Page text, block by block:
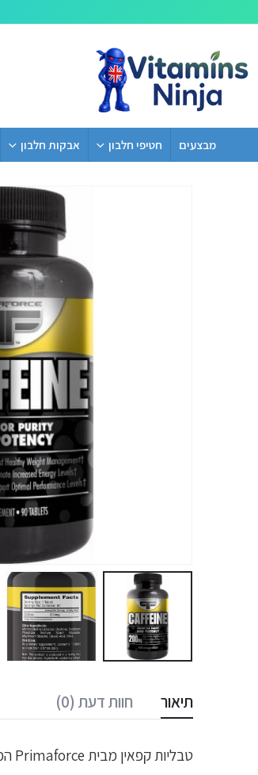
מבצעים חטיפי חלבון אבקות חלבון
תיאור חוות דעת (0)
טבליות קפאין מבית Primaforce המיוצרות מפורמולה המסייעת להאצת האנרגיה.